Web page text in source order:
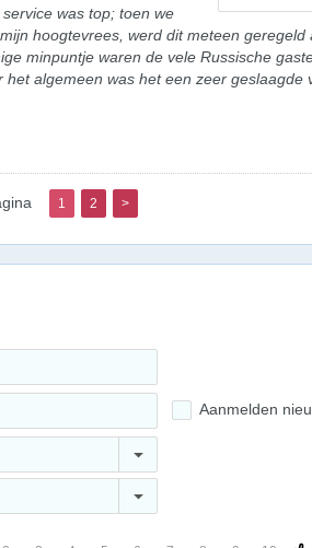
was top; toen we
hoogtevrees, werd dit meteen geregeld
minpuntje waren de vele Russische
algemeen was het een zeer geslaagde
1 2 >
Aanmelden